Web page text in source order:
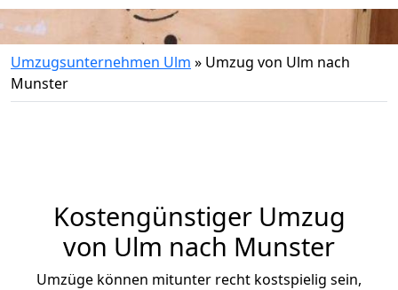
Umzugsunternehmen Ulm » Umzug von Ulm nach
Munster
Kostengünstiger Umzug
von Ulm nach Munster
Umzüge können mitunter recht kostspielig sein,